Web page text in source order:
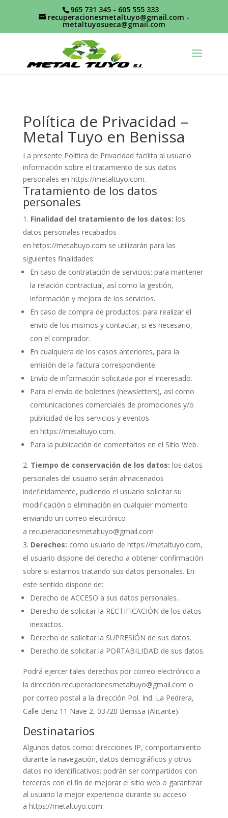
965 731 345 - 605 555 333
recuperacionesmetaltuyo@gmail.com -
metaltuyosueca@gmail.com
Política de Privacidad –
Metal Tuyo en Benissa
La presente Política de Privacidad facilita al usuario
información sobre el tratamiento de sus datos
personales en https://metaltuyo.com.
Tratamiento de los datos
personales
Finalidad del tratamiento de los datos: los
datos personales recabados
en https://metaltuyo.com se utilizarán para las
siguientes finalidades:
En caso de contratación de servicios: para mantener
la relación contractual, así como la gestión,
información y mejora de los servicios.
En caso de compra de productos: para realizar el
envío de los mismos y contactar, si es necesario,
con el comprador.
En cualquiera de los casos anteriores, para la
emisión de la factura correspondiente.
Envío de información solicitada por el interesado.
Para el envío de boletines (newsletters), así como
comunicaciones comerciales de promociones y/o
publicidad de los servicios y eventos
en https://metaltuyo.com.
Para la publicación de comentarios en el Sitio Web.
Tiempo de conservación de los datos: los datos
personales del usuario serán almacenados
indefinidamente, pudiendo el usuario solicitar su
modificación o eliminación en cualquier momento
enviando un correo electrónico
a recuperacionesmetaltuyo@gmail.com
Derechos: como usuario de https://metaltuyo.com,
el usuario dispone del derecho a obtener confirmación
sobre si estamos tratando sus datos personales. En
este sentido dispone de:
Derecho de ACCESO a sus datos personales.
Derecho de solicitar la RECTIFICACIÓN de los datos
inexactos.
Derecho de solicitar la SUPRESIÓN de sus datos.
Derecho de solicitar la PORTABILIDAD de sus datos.
Podrá ejercer tales derechos por correo electrónico a
la dirección recuperacionesmetaltuyo@gmail.com o
por correo postal a la dirección Pol. Ind. La Pedrera,
Calle Benz 11 Nave 2, 03720 Benissa (Alicante).
Destinatarios
Algunos datos como: direcciones IP, comportamiento
durante la navegación, datos demográficos y otros
datos no identificativos; podrán ser compartidos con
terceros con el fin de mejorar el sitio web o garantizar
al usuario la mejor experiencia durante su acceso
a https://metaltuyo.com.